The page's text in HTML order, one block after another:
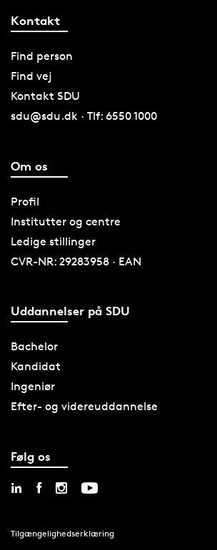
Kontakt
Find person
Find vej
Kontakt SDU
sdu@sdu.dk · Tlf: 6550 1000
Om os
Profil
Institutter og centre
Ledige stillinger
CVR-NR: 29283958 · EAN
Uddannelser på SDU
Bachelor
Kandidat
Ingeniør
Efter- og videreuddannelse
Følg os
Tilgængelighedserklæring